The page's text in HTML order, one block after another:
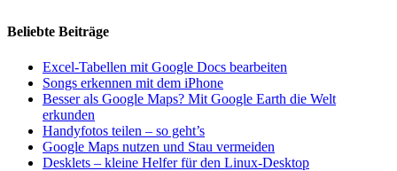
Beliebte Beiträge
Excel-Tabellen mit Google Docs bearbeiten
Songs erkennen mit dem iPhone
Besser als Google Maps? Mit Google Earth die Welt
erkunden
Handyfotos teilen – so geht’s
Google Maps nutzen und Stau vermeiden
Desklets – kleine Helfer für den Linux-Desktop